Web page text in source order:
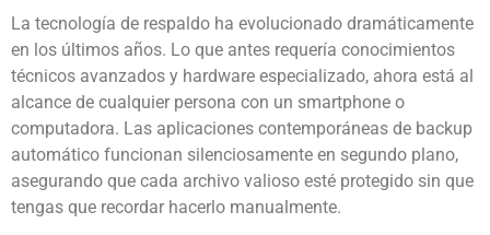
La tecnología de respaldo ha evolucionado dramáticamente
en los últimos años. Lo que antes requería conocimientos
técnicos avanzados y hardware especializado, ahora está al
alcance de cualquier persona con un smartphone o
computadora. Las aplicaciones contemporáneas de backup
automático funcionan silenciosamente en segundo plano,
asegurando que cada archivo valioso esté protegido sin que
tengas que recordar hacerlo manualmente.